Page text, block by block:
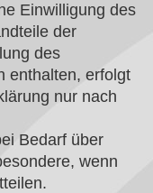
Einwilligung des
der
des
enthalten, erfolgt
nur nach
Bedarf über
wenn